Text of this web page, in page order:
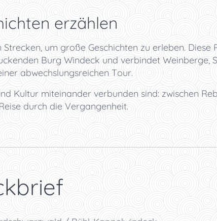
erzählen
um große Geschichten zu erleben.
Burg Windeck und verbindet Weinberge,
abwechslungsreichen Tour.
Kultur miteinander verbunden sind: zwischen
durch die Vergangenheit.